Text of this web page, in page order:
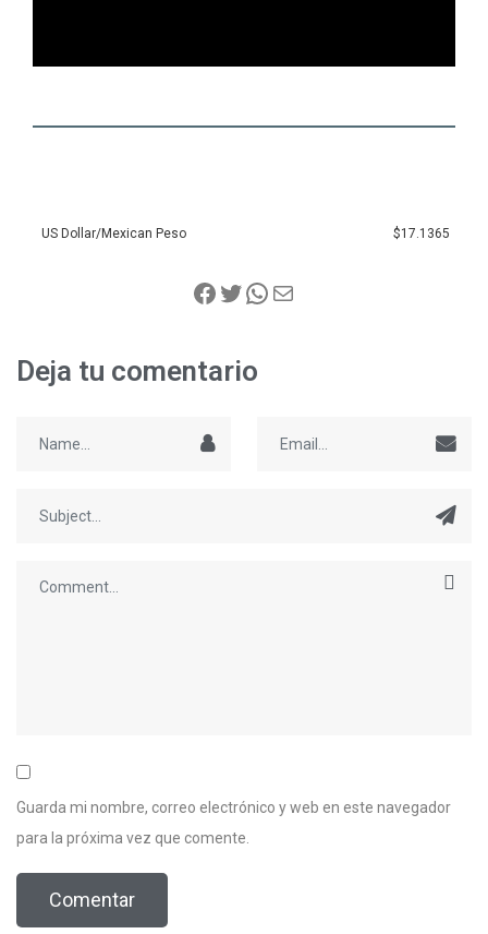
US Dollar/Mexican Peso $17.1365
Deja tu comentario
Guarda mi nombre, correo electrónico y web en este navegador
para la próxima vez que comente.